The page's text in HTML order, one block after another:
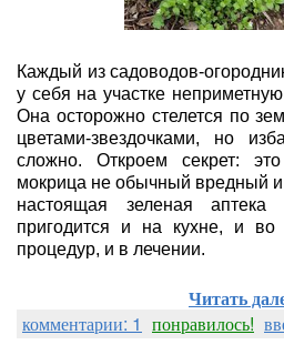
Каждый из садоводов-
у себя на участке
Она осторожно стелется по
цветами-звездочками, но
сложно. Откроем секрет:
мокрица не обычный вредный
настоящая зеленая
пригодится и на кухне, и
процедур, и в лечении.
Читать
комментарии: 1 понравилось!